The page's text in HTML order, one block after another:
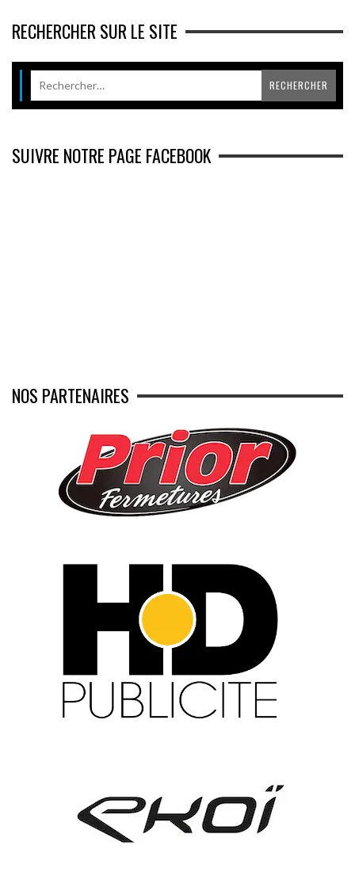
RECHERCHER SUR LE SITE
SUIVRE NOTRE PAGE FACEBOOK
NOS PARTENAIRES